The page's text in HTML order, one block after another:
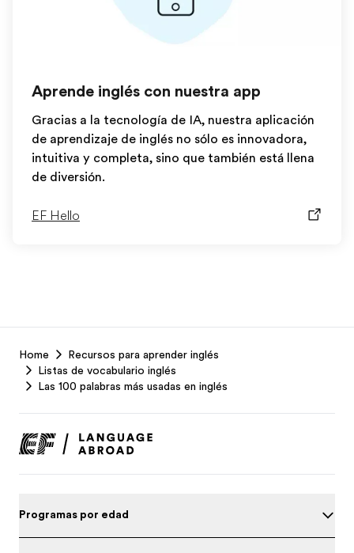
Aprende inglés con nuestra app
Gracias a la tecnología de IA, nuestra aplicación
de aprendizaje de inglés no sólo es innovadora,
intuitiva y completa, sino que también está llena
de diversión.
EF Hello
Footer
Home
Recursos para aprender inglés
Listas de vocabulario inglés
Las 100 palabras más usadas en inglés
Programas por edad